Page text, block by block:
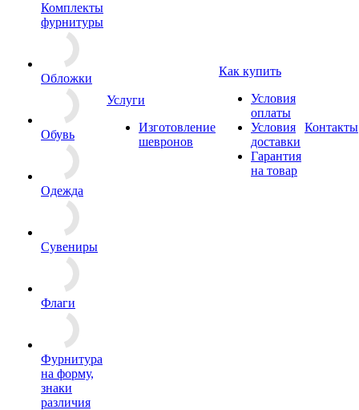
Комплекты
фурнитуры
Обложки
Обувь
Одежда
Сувениры
Флаги
Фурнитура
на форму,
знаки
различия
Услуги
Изготовление
шевронов
Как купить
Условия
оплаты
Условия
доставки
Гарантия
на товар
Контакты